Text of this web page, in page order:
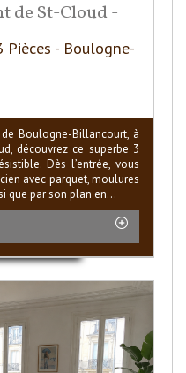
de St-Cloud -
- Boulogne-
Boulogne-Billancourt, à
découvrez ce superbe 3
Dès l’entrée, vous
avec parquet, moulures
que par son plan en...